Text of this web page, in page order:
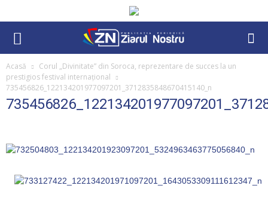
Acasă
Corul „Divinitate” din Soroca, reprezentare de succes la un
prestigios festival internațional
735456826_122134201977097201_3712835848670415140_n